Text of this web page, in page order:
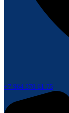
+7 964 370 61 75